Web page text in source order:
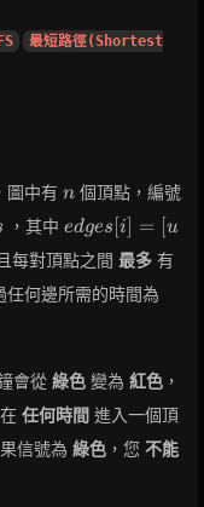
最短路徑(Shortest
圖中有 n
n 個頂點，編號
，其中 edges[i]
= [u_i,
v_i]
edges [i =
u
每對頂點之間 最多 有
何邊所需的時間為
會從 綠色變為 紅色，
任何時間 進入一個頂
信號為 綠色 ，您 不能